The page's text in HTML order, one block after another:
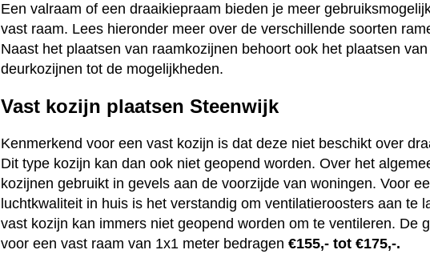
Een valraam of een draaikiepraam bieden je meer
vast raam. Lees hieronder meer over de verschillende soorten
Naast het plaatsen van raamkozijnen behoort ook het plaatsen
deurkozijnen tot de mogelijkheden.
Vast kozijn plaatsen Steenwijk
Kenmerkend voor een vast kozijn is dat deze niet beschikt over
Dit type kozijn kan dan ook niet geopend worden. Over het
kozijnen gebruikt in gevels aan de voorzijde van woningen. Voor
luchtkwaliteit in huis is het verstandig om ventilatieroosters aan te
vast kozijn kan immers niet geopend worden om te ventileren. De
voor een vast raam van 1x1 meter bedragen€155,- tot €175,-.